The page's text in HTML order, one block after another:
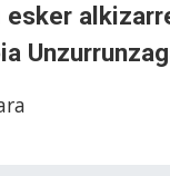
esker